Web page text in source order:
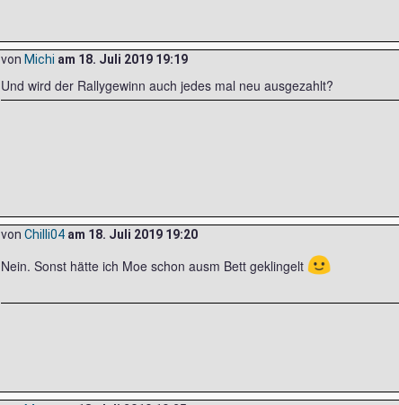
von Michi am 18. Juli 2019 19:19
Und wird der Rallygewinn auch jedes mal neu ausgezahlt?
von Chilli04am 18. Juli 2019 19:20
Nein. Sonst hätte ich Moe schon ausm Bett geklingelt 🙂